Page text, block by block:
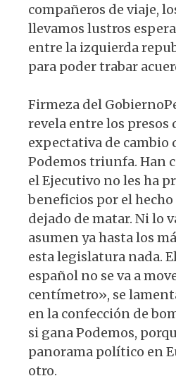
compañeros de viaje,
llevamos lustros
entre la izquierda
para poder trabar
Firmeza del
revela entre los presos
expectativa de cambio
Podemos triunfa. Han
el Ejecutivo no les ha
beneficios por el hecho
dejado de matar. Ni lo
asumen ya hasta los
esta legislatura nada.
español no se va a
centímetro», se
en la confección de
si gana Podemos,
panorama político en
otro.